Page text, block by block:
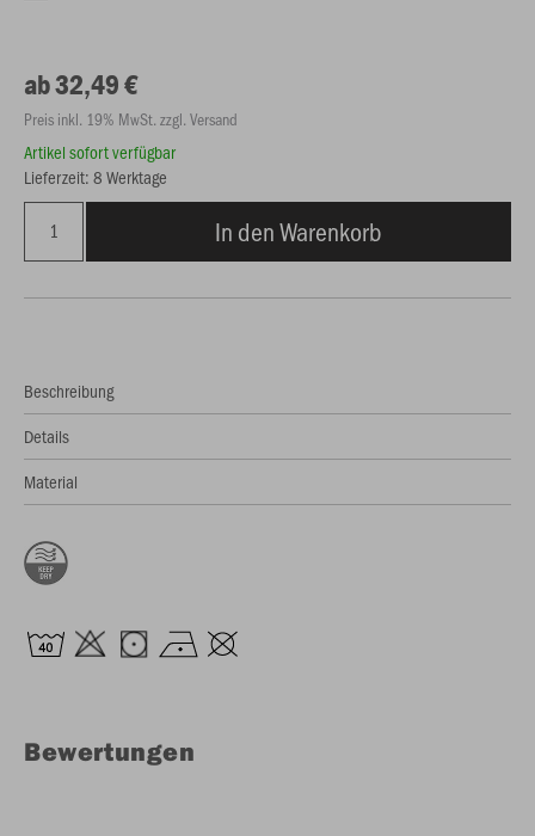
ab 32,49 €
Preis inkl. 19% MwSt. zzgl. Versand
Artikel sofort verfügbar
Lieferzeit: 8 Werktage
In den Warenkorb
Beschreibung
Details
Material
Bewertungen